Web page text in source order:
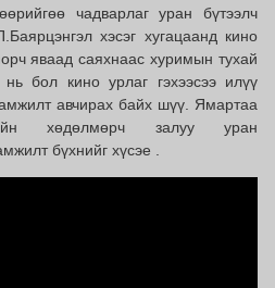
чадварлаг уран бүтээлч
хэсэг хугацаанд кино
яваад саяхнаас хуримын тухай
бол кино урлаг гэхээсээ илүү
авчирах байх шүү. Ямартаа
хөдөлмөрч залуу уран
бүхнийг хүсэе .